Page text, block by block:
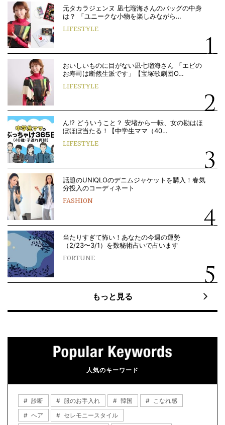
元タカラジェンヌ 凪七瑠海さんのバッグの中身
は？ 「ユニークな小物を楽しみながら…
LIFESTYLE
おいしいものに目がない凪七瑠海さん 「エビの
お寿司は断然生派です」【宝塚歌劇団O…
LIFESTYLE
ん!? どういうこと？ 安堵から一転、女の勘はほ
ぼほぼ当たる！【中学生ママ（40…
LIFESTYLE
話題のUNIQLOのデニムジャケットを購入！春気
分投入のコーディネート
FASHION
当たりすぎて怖い！あなたの今週の運勢
（2/23〜3/1）を数秘術占いで占います
FORTUNE
もっと見る
人気のキーワード
診断 服のお手入れ 韓国
こなれ感
ヘア
セレモニースタイル